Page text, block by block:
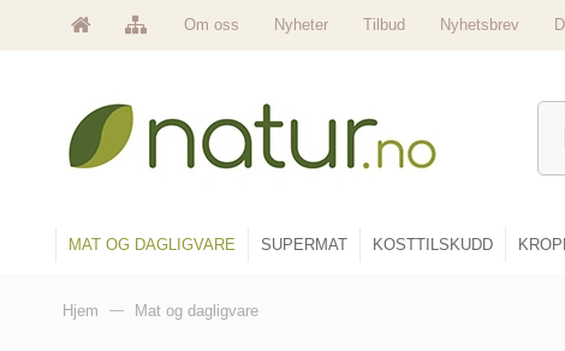
Om oss Nyheter Tilbud Nyhetsbrev
MAT OG DAGLIGVARE SUPERMAT KOSTTILSKUDD
Hjem — Mat og dagligvare